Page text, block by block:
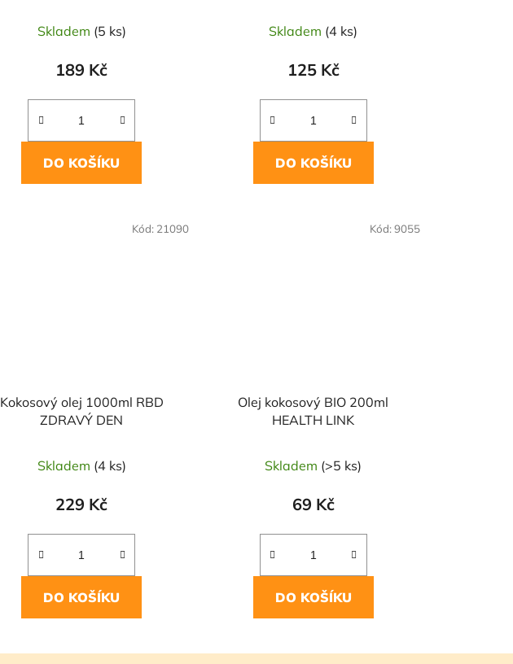
Skladem (5 ks)
189 Kč
DO KOŠÍKU
Skladem (4 ks)
125 Kč
DO KOŠÍKU
Kokosový olej 1000ml RBD
ZDRAVÝ DEN
Skladem (4 ks)
229 Kč
DO KOŠÍKU
Kód: 21090
Olej kokosový BIO 200ml
HEALTH LINK
Skladem (>5 ks)
69 Kč
DO KOŠÍKU
Kód: 9055